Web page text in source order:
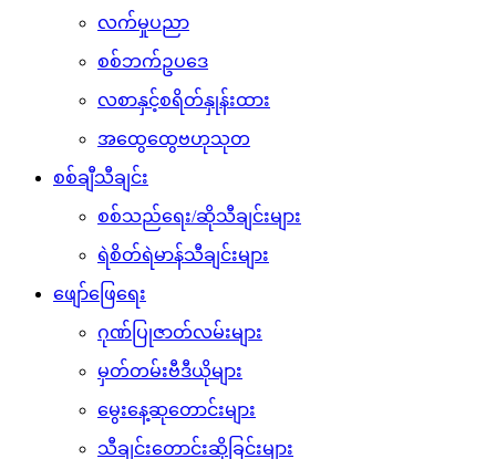
လက်မှုပညာ
စစ်ဘက်ဥပဒေ
လစာနှင့်စရိတ်နှုန်းထား
အထွေထွေဗဟုသုတ
စစ်ချီသီချင်း
စစ်သည်ရေး/ဆိုသီချင်းများ
ရဲစိတ်ရဲမာန်သီချင်းများ
ဖျော်ဖြေရေး
ဂုဏ်ပြုဇာတ်လမ်းများ
မှတ်တမ်းဗီဒီယိုများ
မွေးနေ့ဆုတောင်းများ
သီချင်းတောင်းဆိုခြင်းများ